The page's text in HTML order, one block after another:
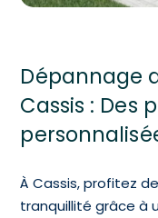
Dépannage
Cassis : Des
À Cassis, profitez
tranquillité grâce à